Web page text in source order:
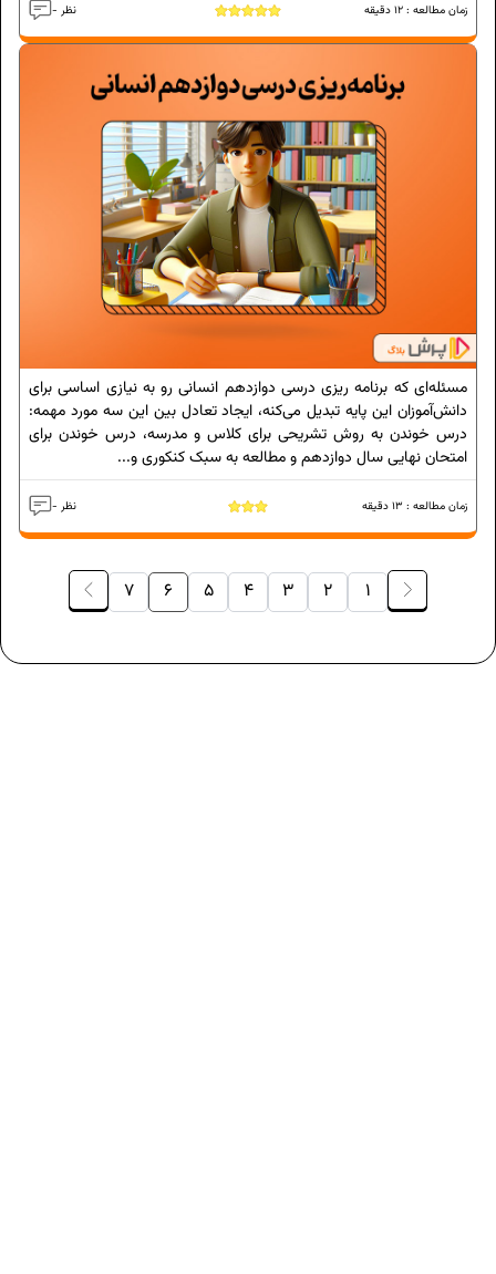
- نظر زمان مطالعه : 12 دقیقه
مسئله‌ای که برنامه‌ ریزی درسی دوازدهم انسانی رو به نیازی اساسی برای
دانش‌آموزان این پایه تبدیل می‌کنه، ایجاد تعادل بین این سه مورد مهمه:
درس خوندن به روش تشریحی برای کلاس و مدرسه، درس خوندن برای
امتحان نهایی سال دوازدهم و مطالعه به سبک کنکوری و...
- نظر زمان مطالعه : 13 دقیقه
1
2
3
4
5
6
7